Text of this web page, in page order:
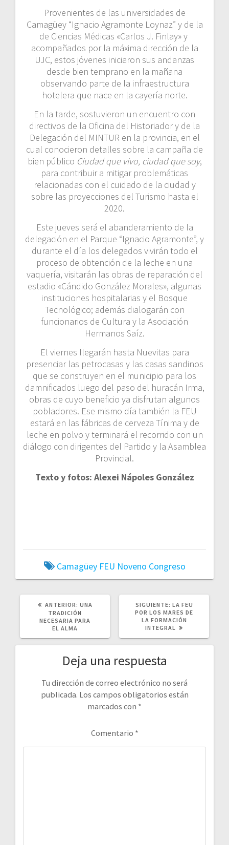
Provenientes de las universidades de
Camagüey “Ignacio Agramonte Loynaz” y de la
de Ciencias Médicas «Carlos J. Finlay» y
acompañados por la máxima dirección de la
UJC, estos jóvenes iniciaron sus andanzas
desde bien temprano en la mañana
observando parte de la infraestructura
hotelera que nace en la cayería norte.
En la tarde, sostuvieron un encuentro con
directivos de la Oficina del Historiador y de la
Delegación del MINTUR en la provincia, en el
cual conocieron detalles sobre la campaña de
bien público Ciudad que vivo, ciudad que soy,
para contribuir a mitigar problemáticas
relacionadas con el cuidado de la ciudad y
sobre las proyecciones del Turismo hasta el
2020.
Este jueves será el abanderamiento de la
delegación en el Parque “Ignacio Agramonte”, y
durante el día los delegados vivirán todo el
proceso de obtención de la leche en una
vaquería, visitarán las obras de reparación del
estadio «Cándido González Morales», algunas
instituciones hospitalarias y el Bosque
Tecnológico; además dialogarán con
funcionarios de Cultura y la Asociación
Hermanos Saíz.
El viernes llegarán hasta Nuevitas para
presenciar las petrocasas y las casas sandinos
que se construyen en el municipio para los
damnificados luego del paso del huracán Irma,
obras de cuyo beneficio ya disfrutan algunos
pobladores. Ese mismo día también la FEU
estará en las fábricas de cerveza Tínima y de
leche en polvo y terminará el recorrido con un
diálogo con dirigentes del Partido y la Asamblea
Provincial.
Texto y fotos: Alexei Nápoles González
Camagüey FEU Noveno Congreso
ANTERIOR: POST
ANTERIOR:
UNA
TRADICIÓN
NECESARIA PARA
EL ALMA
SIGUIENTE: SIGUIENTE
POST:
LA FEU
POR LOS MARES DE
LA FORMACIÓN
INTEGRAL
Deja una respuesta
Tu dirección de correo electrónico no será
publicada. Los campos obligatorios están
marcados con *
Comentario *